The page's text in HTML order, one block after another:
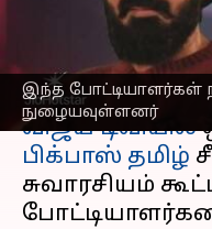
இந்த போட்டியாளர்கள்
நுழையவுள்ளனர்
Venkatalakshmi V
செய்தி முன்னோட்டம்
விஜய் டிவியில்
பிக்பாஸ் தமிழ்
சுவாரசியம்